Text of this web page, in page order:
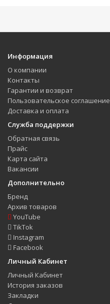
Информация
О компании
Контакты
Гарантии и возврат
Пользовательское соглашение
Доставка и оплата
Служба поддержки
Обратная связь
Прайс
Карта сайта
Вакансии
Дополнительно
Бренд
Архив товаров
YouTube
TikTok
Instagram
Facebook
Личный Кабинет
Личный Кабинет
История заказов
Закладки